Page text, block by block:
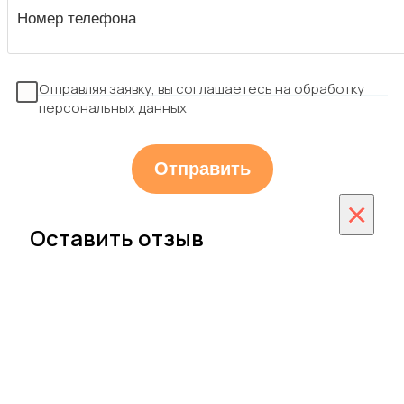
Отправляя заявку, вы соглашаетесь на обработку
персональных данных
×
Оставить отзыв